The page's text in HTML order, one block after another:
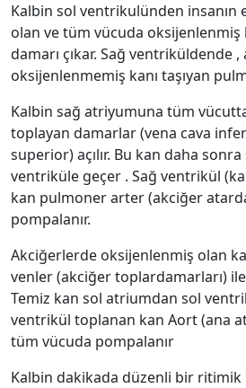
Kalbin sol ventrikulünden insanın
olan ve tüm vücuda oksijenlenmiş
damarı çıkar. Sağ ventriküldende
oksijenlenmemiş kanı taşıyan
Kalbin sağ atriyumuna tüm
toplayan damarlar (vena cava
superior) açılır. Bu kan daha
ventriküle geçer . Sağ ventrikül
kan pulmoner arter (akciğer
pompalanır.
Akciğerlerde oksijenlenmiş olan
venler (akciğer toplardamarları)
Temiz kan sol atriumdan sol
ventrikül toplanan kan Aort (ana
tüm vücuda pompalanır
Kalbin dakikada düzenli bir ritimik